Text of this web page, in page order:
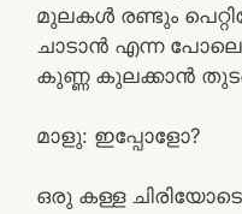
മുലകൾ രണ്ടും
ചാടാൻ എന്ന
കുണ്ണ കുലക്കാൻ
മാളു: ഇപ്പോളോ?
ഒരു കള്ള